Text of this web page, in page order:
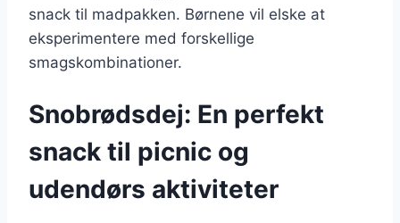
snack til madpakken. Børnene vil elske at
eksperimentere med forskellige
smagskombinationer.
Snobrødsdej: En perfekt
snack til picnic og
udendørs aktiviteter